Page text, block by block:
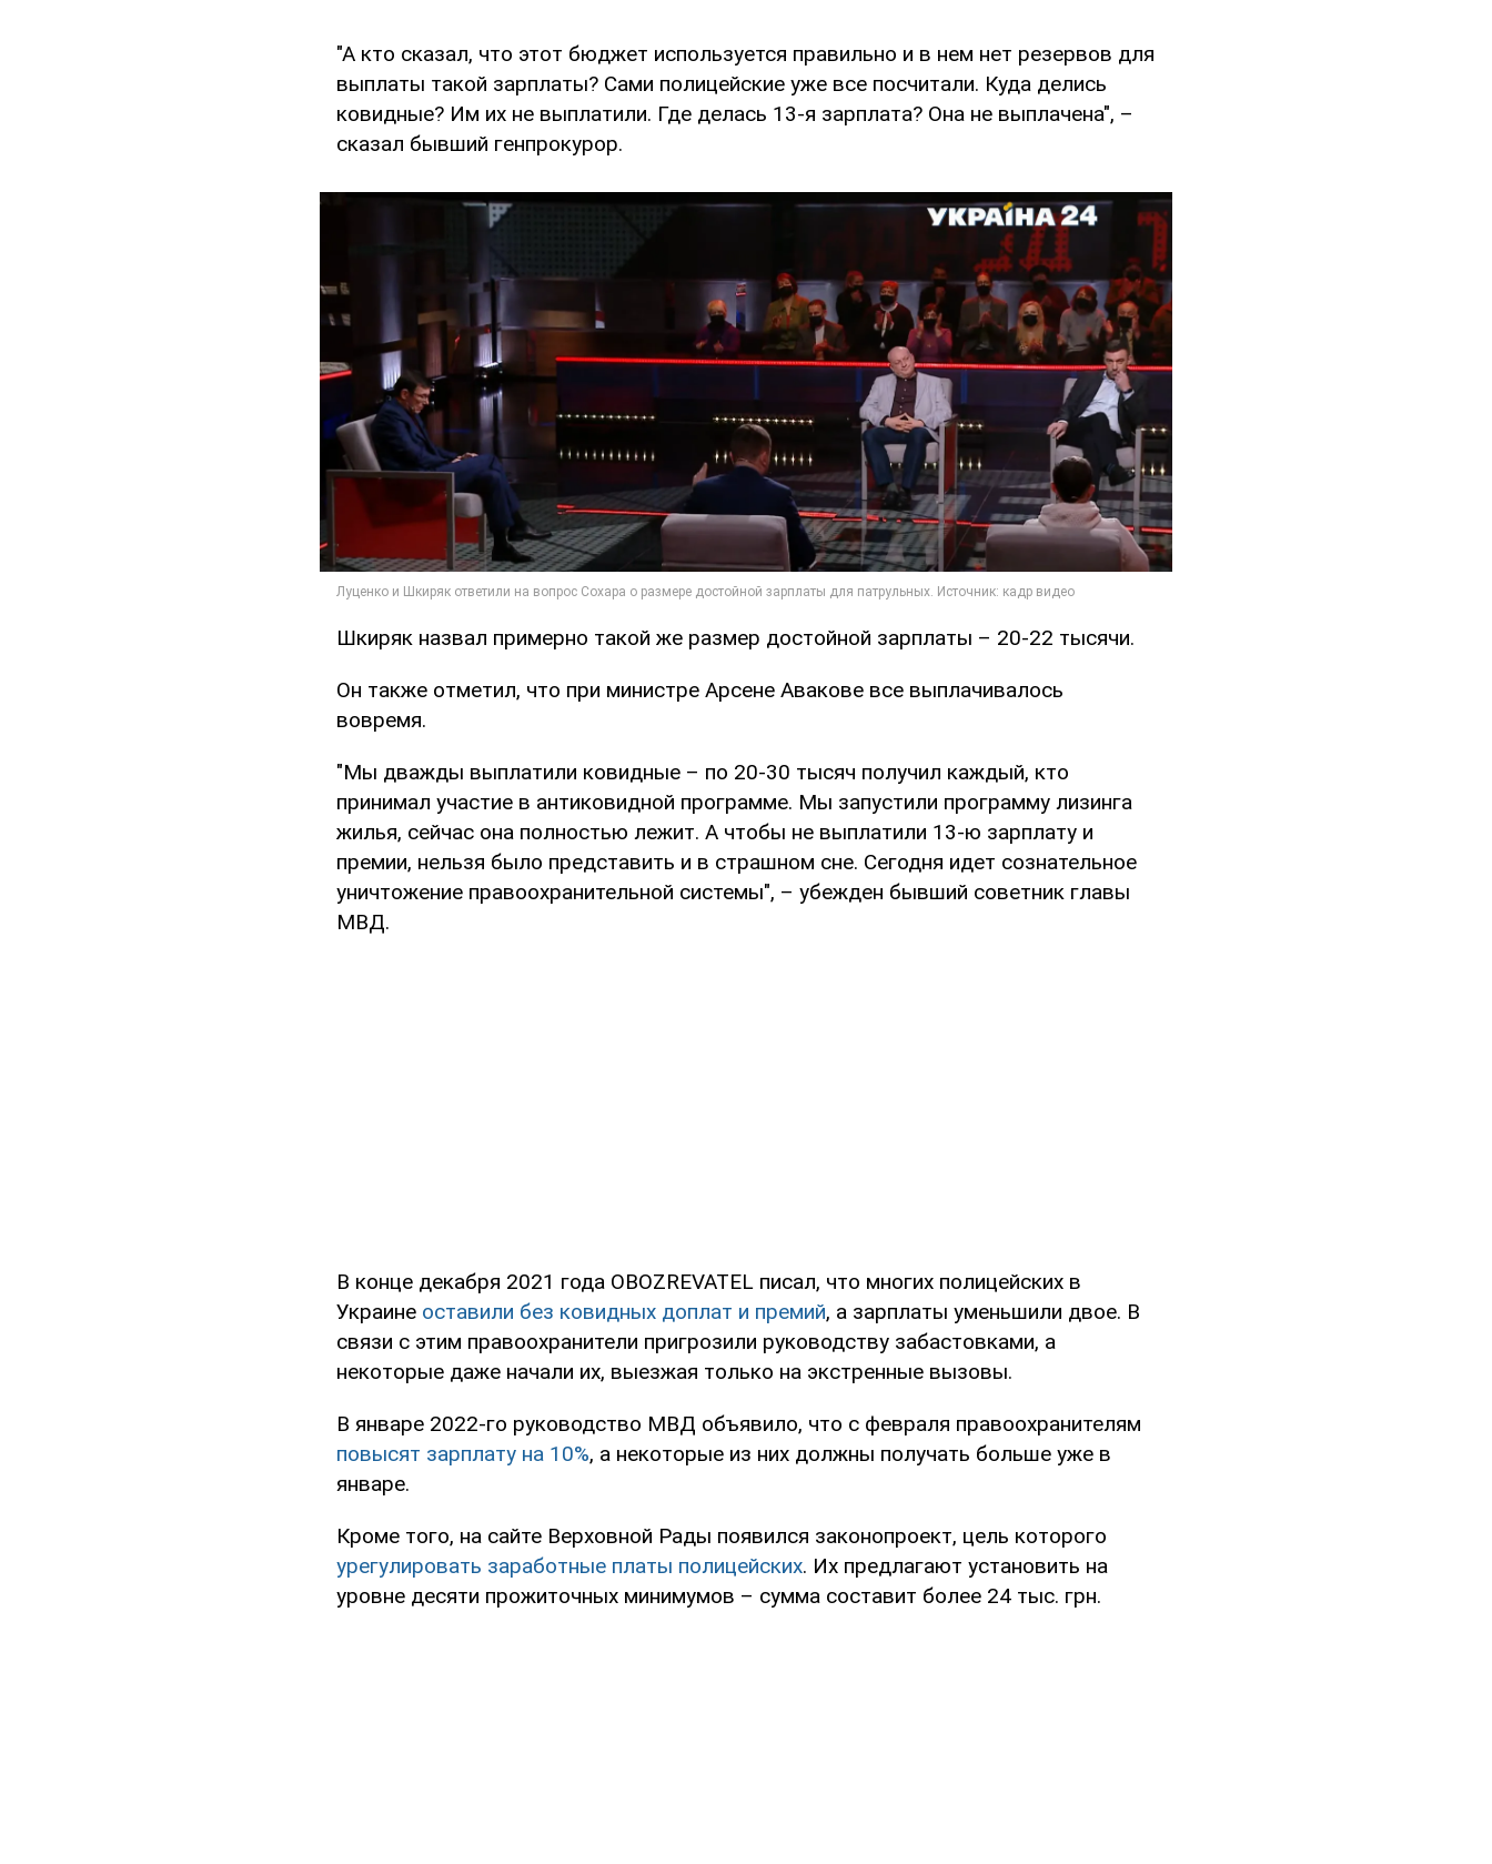
"А кто сказал, что этот бюджет используется правильно и в нем нет резервов для
выплаты такой зарплаты? Сами полицейские уже все посчитали. Куда делись
ковидные? Им их не выплатили. Где делась 13-я зарплата? Она не выплачена", –
сказал бывший генпрокурор.
Шкиряк назвал примерно такой же размер достойной зарплаты – 20-22 тысячи.
Он также отметил, что при министре Арсене Авакове все выплачивалось
вовремя.
"Мы дважды выплатили ковидные – по 20-30 тысяч получил каждый, кто
принимал участие в антиковидной программе. Мы запустили программу лизинга
жилья, сейчас она полностью лежит. А чтобы не выплатили 13-ю зарплату и
премии, нельзя было представить и в страшном сне. Сегодня идет сознательное
уничтожение правоохранительной системы", – убежден бывший советник главы
МВД.
В конце декабря 2021 года OBOZREVATEL писал, что многих полицейских в
Украине оставили без ковидных доплат и премий, а зарплаты уменьшили двое. В
связи с этим правоохранители пригрозили руководству забастовками, а
некоторые даже начали их, выезжая только на экстренные вызовы.
В январе 2022-го руководство МВД объявило, что с февраля правоохранителям
повысят зарплату на 10%, а некоторые из них должны получать больше уже в
январе.
Кроме того, на сайте Верховной Рады появился законопроект, цель которого
урегулировать заработные платы полицейских. Их предлагают установить на
уровне десяти прожиточных минимумов – сумма составит более 24 тыс. грн.